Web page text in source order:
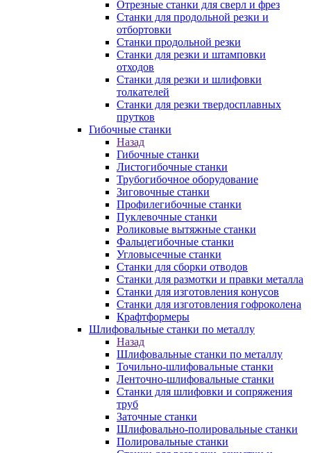
Отрезные станки для сверл и фрез
Станки для продольной резки и
отбортовки
Станки продольной резки
Станки для резки и штамповки
отходов
Станки для резки и шлифовки
толкателей
Станки для резки твердосплавных
прутков
Гибочные станки
Назад
Гибочные станки
Листогибочные станки
Трубогибочное оборудование
Зиговочные станки
Профилегибочные станки
Пуклевочные станки
Роликовые вытяжные станки
Фальцегибочные станки
Угловысечные станки
Станки для сборки отводов
Станки для размотки и правки металла
Станки для изготовления конусов
Станки для изготовления гофроколена
Крафтформеры
Шлифовальные станки по металлу
Назад
Шлифовальные станки по металлу
Точильно-шлифовальные станки
Ленточно-шлифовальные станки
Станки для шлифовки и сопряжения
труб
Заточные станки
Шлифовально-полировальные станки
Полировальные станки